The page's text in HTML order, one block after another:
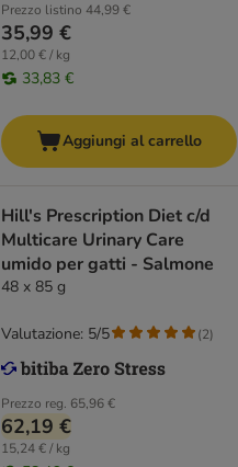
Prezzo listino 44,99 €
35,99 €
12,00 € / kg
33,83 €
Aggiungi al carrello
Hill's Prescription Diet c/d
Multicare Urinary Care
umido per gatti - Salmone
48 x 85 g
Prezzo reg. 65,96 €
62,19 €
15,24 € / kg
Valutazione: 5/5 (2)